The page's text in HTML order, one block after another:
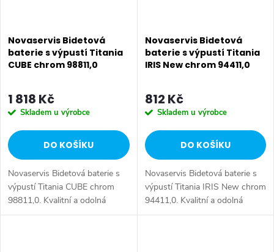
Novaservis Bidetová
baterie s výpustí Titania
CUBE chrom 98811,0
1 818 Kč
Skladem u výrobce
DO KOŠÍKU
Novaservis Bidetová baterie s
výpustí Titania CUBE chrom
98811,0. Kvalitní a odolná
keramická kartuše 25 mm s
Novaservis Bidetová
baterie s výpustí Titania
IRIS New chrom 94411,0
812 Kč
Skladem u výrobce
DO KOŠÍKU
Novaservis Bidetová baterie s
výpustí Titania IRIS New chrom
94411,0. Kvalitní a odolná
keramická kartuše 35 mm s